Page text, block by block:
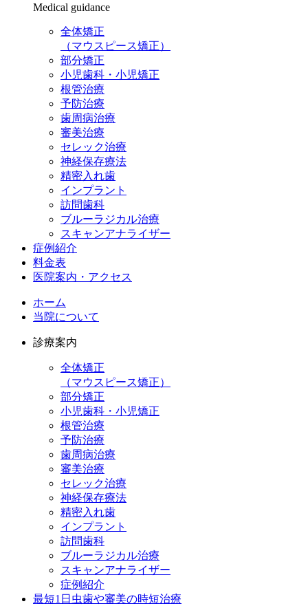
Medical guidance
全体矯正
（マウスピース矯正）
部分矯正
小児歯科・小児矯正
根管治療
予防治療
歯周病治療
審美治療
セレック治療
神経保存療法
精密入れ歯
インプラント
訪問歯科
ブルーラジカル治療
スキャンアナライザー
症例紹介
料金表
医院案内・アクセス
ホーム
当院について
診療案内
全体矯正
（マウスピース矯正）
部分矯正
小児歯科・小児矯正
根管治療
予防治療
歯周病治療
審美治療
セレック治療
神経保存療法
精密入れ歯
インプラント
訪問歯科
ブルーラジカル治療
スキャンアナライザー
症例紹介
最短1日虫歯や審美の時短治療